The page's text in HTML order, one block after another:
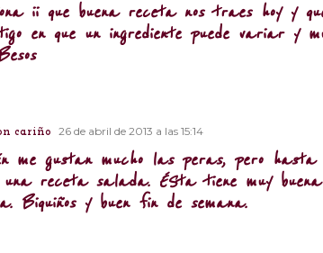
ii que buena receta nos traes hoy y
en que un ingrediente puede variar y
cariño 26 de abril de 2013 a las 15:14
me gustan mucho las peras, pero
receta salada. ÉSta tiene muy
Biquiños y buen fin de semana.